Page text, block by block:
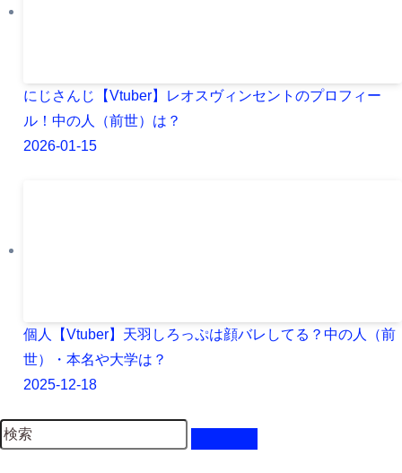
にじさんじ【Vtuber】レオスヴィンセントのプロフィー
ル！中の人（前世）は？
2026-01-15
個人【Vtuber】天羽しろっぷは顔バレしてる？中の人（前
世）・本名や大学は？
2025-12-18